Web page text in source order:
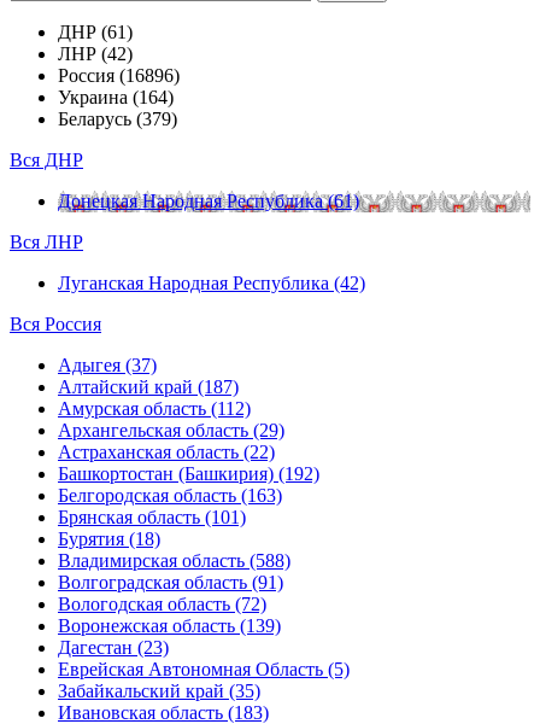
ДНР (61)
ЛНР (42)
Россия (16896)
Украина (164)
Беларусь (379)
Вся ДНР
Донецкая Народная Республика (61)
Вся ЛНР
Луганская Народная Республика (42)
Вся Россия
Адыгея (37)
Алтайский край (187)
Амурская область (112)
Архангельская область (29)
Астраханская область (22)
Башкортостан (Башкирия) (192)
Белгородская область (163)
Брянская область (101)
Бурятия (18)
Владимирская область (588)
Волгоградская область (91)
Вологодская область (72)
Воронежская область (139)
Дагестан (23)
Еврейская Автономная Область (5)
Забайкальский край (35)
Ивановская область (183)